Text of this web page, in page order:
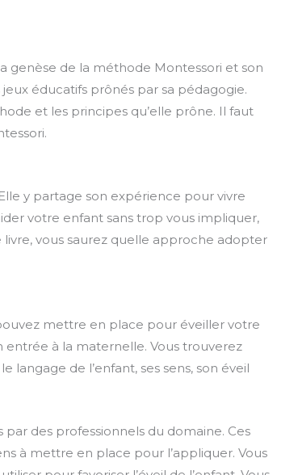
genèse de la méthode Montessori et son
éducatifs prônés par sa pédagogie.
et les principes qu’elle prône. Il faut
y partage son expérience pour vivre
votre enfant sans trop vous impliquer,
livre, vous saurez quelle approche adopter
mettre en place pour éveiller votre
entrée à la maternelle. Vous trouverez
de l’enfant, ses sens, son éveil
des professionnels du domaine. Ces
à mettre en place pour l’appliquer. Vous